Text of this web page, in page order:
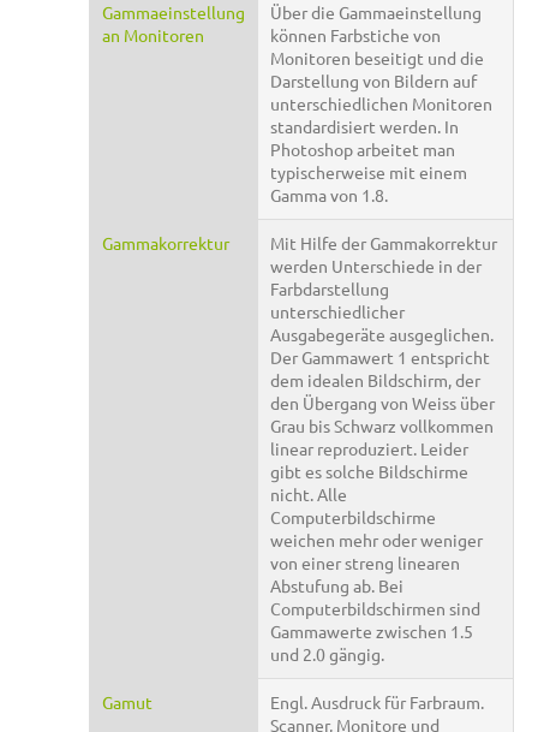
Gammaeinstellung
an Monitoren
Über die Gammaeinstellung
können Farbstiche von
Monitoren beseitigt und die
Darstellung von Bildern auf
unterschiedlichen Monitoren
standardisiert werden. In
Photoshop arbeitet man
typischerweise mit einem
Gamma von 1.8.
Gammakorrektur
Mit Hilfe der Gammakorrektur
werden Unterschiede in der
Farbdarstellung
unterschiedlicher
Ausgabegeräte ausgeglichen.
Der Gammawert 1 entspricht
dem idealen Bildschirm, der
den Übergang von Weiss über
Grau bis Schwarz vollkommen
linear reproduziert. Leider
gibt es solche Bildschirme
nicht. Alle
Computerbildschirme
weichen mehr oder weniger
von einer streng linearen
Abstufung ab. Bei
Computerbildschirmen sind
Gammawerte zwischen 1.5
und 2.0 gängig.
Gamut
Engl. Ausdruck für Farbraum.
Scanner, Monitore und